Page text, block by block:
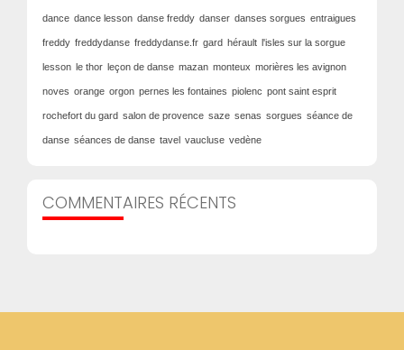
dance dance lesson danse freddy danser danses sorgues entraigues
freddy freddydanse freddydanse.fr gard hérault l'isles sur la sorgue
lesson le thor leçon de danse mazan monteux morières les avignon
noves orange orgon pernes les fontaines piolenc pont saint esprit
rochefort du gard salon de provence saze senas sorgues séance de
danse séances de danse tavel vaucluse vedène
COMMENTAIRES RÉCENTS